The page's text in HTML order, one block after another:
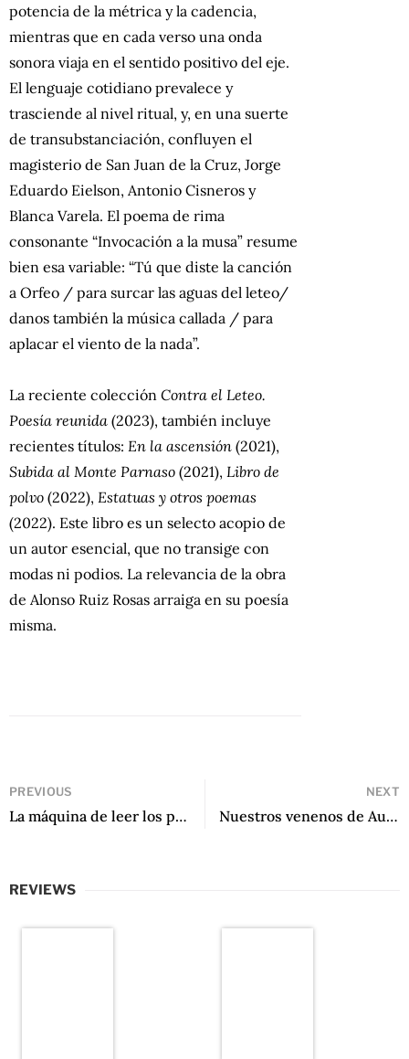
potencia de la métrica y la cadencia,
mientras que en cada verso una onda
sonora viaja en el sentido positivo del eje.
El lenguaje cotidiano prevalece y
trasciende al nivel ritual, y, en una suerte
de transubstanciación, confluyen el
magisterio de San Juan de la Cruz, Jorge
Eduardo Eielson, Antonio Cisneros y
Blanca Varela. El poema de rima
consonante “Invocación a la musa” resume
bien esa variable: “Tú que diste la canción
a Orfeo / para surcar las aguas del leteo/
danos también la música callada / para
aplacar el viento de la nada”.
La reciente colección Contra el Leteo.
Poesía reunida (2023), también incluye
recientes títulos: En la ascensión (2021),
Subida al Monte Parnaso (2021), Libro de
polvo (2022), Estatuas y otros poemas
(2022). Este libro es un selecto acopio de
un autor esencial, que no transige con
modas ni podios. La relevancia de la obra
de Alonso Ruiz Rosas arraiga en su poesía
misma.
PREVIOUS
La máquina de leer los pensamientos de Gustavo Valle
NEXT
Nuestros venenos de Augusto Effio
REVIEWS